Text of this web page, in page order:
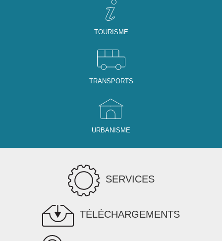
TOURISME
TRANSPORTS
URBANISME
SERVICES
TÉLÉCHARGEMENTS